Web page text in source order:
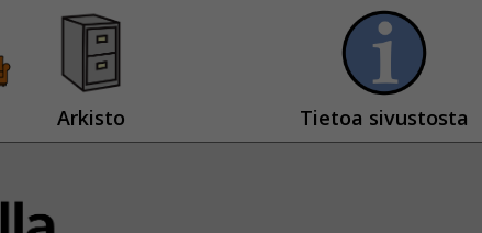
Arkisto Tietoa sivustosta